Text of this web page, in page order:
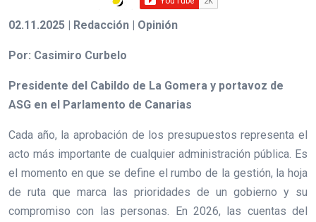
02.11.2025 | Redacción | Opinión
Por: Casimiro Curbelo
Presidente del Cabildo de La Gomera y portavoz de
ASG en el Parlamento de Canarias
Cada año, la aprobación de los presupuestos representa el
acto más importante de cualquier administración pública. Es
el momento en que se define el rumbo de la gestión, la hoja
de ruta que marca las prioridades de un gobierno y su
compromiso con las personas. En 2026, las cuentas del